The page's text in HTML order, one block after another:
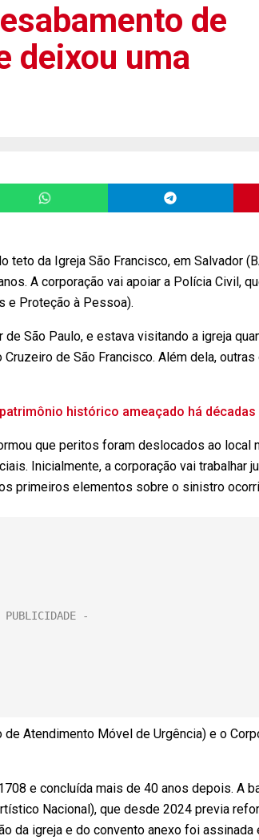
de
deixou uma
da Igreja São Francisco, em Salvador
A corporação vai apoiar a Polícia Civil,
e Proteção à Pessoa).
São Paulo, e estava visitando a igreja
de São Francisco. Além dela,
histórico ameaçado há décadas
que peritos foram deslocados ao local
Inicialmente, a corporação vai trabalhar
primeiros elementos sobre o sinistro
Atendimento Móvel de Urgência) e o
e concluída mais de 40 anos depois. A
Nacional), que desde 2024 previa
da igreja e do convento anexo foi assinada